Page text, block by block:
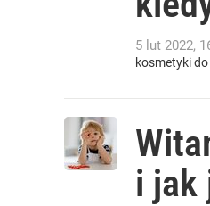
5 lut 2022,
kosmetyki
i jak